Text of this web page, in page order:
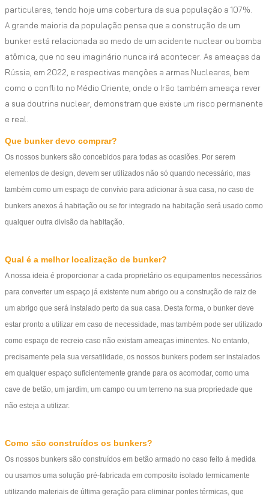
particulares, tendo hoje uma cobertura da sua população a 107%.
A grande maioria da população pensa que a construção de um
bunker está relacionada ao medo de um acidente nuclear ou bomba
atômica, que no seu imaginário nunca irá acontecer. As ameaças da
Rússia, em 2022, e respectivas menções a armas Nucleares, bem
como o conflito no Médio Oriente, onde o Irão também ameaça rever
a sua doutrina nuclear, demonstram que existe um risco permanente
e real.
Que bunker devo comprar?
Os nossos bunkers são concebidos para todas as ocasiões. Por serem
elementos de design, devem ser utilizados não só quando necessário, mas
também como um espaço de convívio para adicionar à sua casa, no caso de
bunkers anexos á habitação ou se for integrado na habitação será usado como
qualquer outra divisão da habitação.
Qual é a melhor localização de bunker?
A nossa ideia é proporcionar a cada proprietário os equipamentos necessários
para converter um espaço já existente num abrigo ou a construção de raiz de
um abrigo que será instalado perto da sua casa. Desta forma, o bunker deve
estar pronto a utilizar em caso de necessidade, mas também pode ser utilizado
como espaço de recreio caso não existam ameaças iminentes. No entanto,
precisamente pela sua versatilidade, os nossos bunkers podem ser instalados
em qualquer espaço suficientemente grande para os acomodar, como uma
cave de betão, um jardim, um campo ou um terreno na sua propriedade que
não esteja a utilizar.
Como são construídos os bunkers?
Os nossos bunkers são construídos em betão armado no caso feito á medida
ou usamos uma solução pré-fabricada em composito isolado termicamente
utilizando materiais de última geração para eliminar pontes térmicas, que